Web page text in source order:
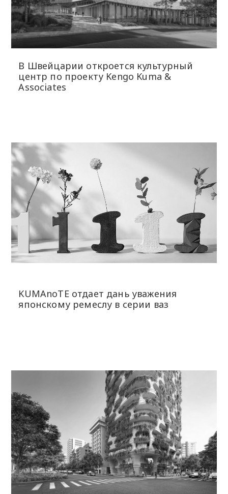
В Швейцарии откроется культурный
центр по проекту Kengo Kuma &
Associates
KUMAnoTE отдает дань уважения
японскому ремеслу в серии ваз